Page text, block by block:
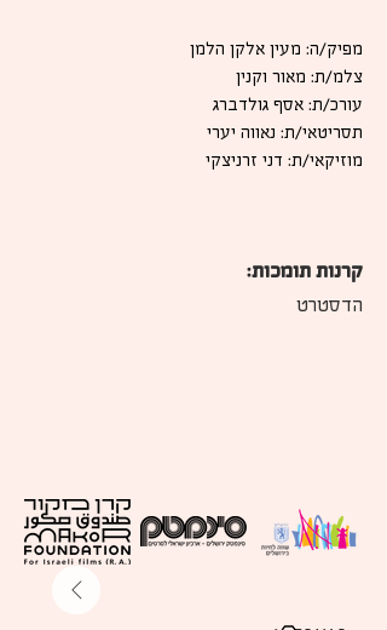
מפיק/ה: מעין אלקן הלמן
צלמ/ת: מאור וקנין
עורכ/ת: אסף גולדברג
תסריטאי/ת: נאווה יערי
מוזיקאי/ת: דני זרניצקי
קרנות תומכות:
הדסטרט